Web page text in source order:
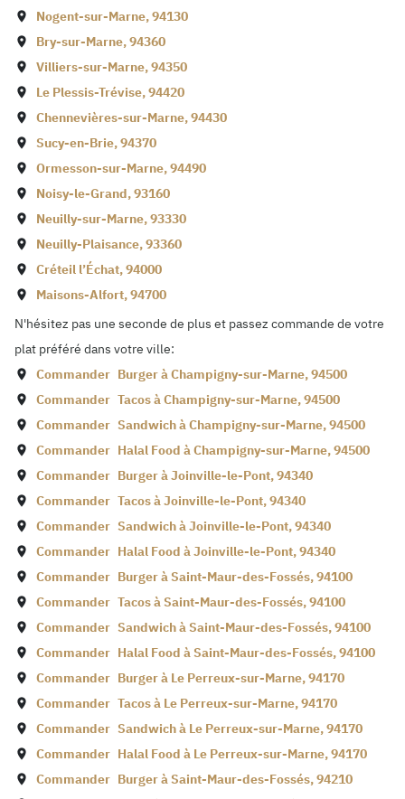
Nogent-sur-Marne,94130
Bry-sur-Marne,94360
Villiers-sur-Marne,94350
Le Plessis-Trévise,94420
Chennevières-sur-Marne,94430
Sucy-en-Brie,94370
Ormesson-sur-Marne,94490
Noisy-le-Grand,93160
Neuilly-sur-Marne,93330
Neuilly-Plaisance,93360
Créteil l’Échat,94000
Maisons-Alfort,94700
N'hésitez pas une seconde de plus et passez commande de votre
plat préféré dans votre ville:
Commander Burger àChampigny-sur-Marne,94500
Commander Tacos àChampigny-sur-Marne,94500
Commander Sandwich àChampigny-sur-Marne,94500
Commander Halal Food àChampigny-sur-Marne,94500
Commander Burger àJoinville-le-Pont,94340
Commander Tacos àJoinville-le-Pont,94340
Commander Sandwich àJoinville-le-Pont,94340
Commander Halal Food àJoinville-le-Pont,94340
Commander Burger àSaint-Maur-des-Fossés,94100
Commander Tacos àSaint-Maur-des-Fossés,94100
Commander Sandwich àSaint-Maur-des-Fossés,94100
Commander Halal Food àSaint-Maur-des-Fossés,94100
Commander Burger à Le Perreux-sur-Marne,94170
Commander Tacos à Le Perreux-sur-Marne,94170
Commander Sandwich à Le Perreux-sur-Marne,94170
Commander Halal Food à Le Perreux-sur-Marne,94170
Commander Burger àSaint-Maur-des-Fossés,94210